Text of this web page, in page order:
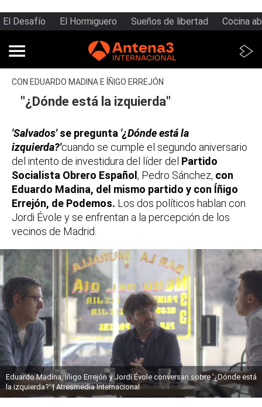
El Desafío El Hormiguero Sueños de libertad Cocina
CON EDUARDO MADINA E ÍÑIGO ERREJÓN
"¿Dónde está la izquierda"
'Salvados'se pregunta '¿Dónde está la
izquierda?'cuando se cumple el segundo aniversario
del intento de investidura del líder del Partido
Socialista Obrero Español , Pedro Sánchez, con
Eduardo Madina, del mismo partido y con Íñigo
Errejón, de Podemos. Los dos políticos hablan con
Jordi Évole y se enfrentan a la percepción de los
vecinos de Madrid.
Eduardo Madina, Íñigo Errejón y Jordi Évole conversan sobre '¿Dónde está
la izquierda?' | Atresmedia Internacional